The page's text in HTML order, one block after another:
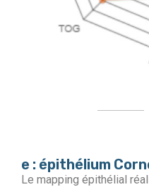
e : épithélium
Le mapping épithélial